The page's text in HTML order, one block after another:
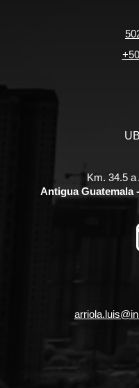
Km. 34.5 a
Antigua Guatemala